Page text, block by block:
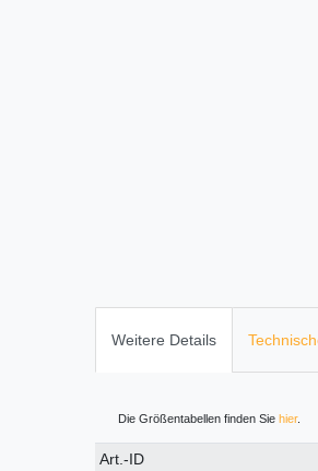
Weitere Details
Die Größentabellen finden Sie hier.
Technisches
Wert
Art.-ID